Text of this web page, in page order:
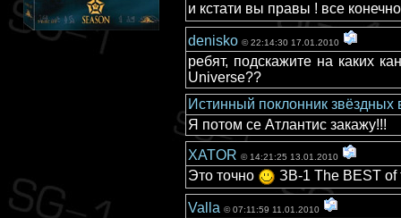
и кстати вы правы ! все
denisko © 22:14:30 17.01.2010
ребят, подскажите на каких
Universe??
Истинный поклонник звёздных
Я потом се Атлантис закажу!!!
XATOR © 14:21:25 13.01.2010
Это точно ЗВ-1 The BEST
Valla © 07:11:59 11.01.2010